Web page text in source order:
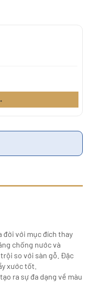
đời với mục đích thay
chống nước và
so với sàn gỗ. Đặc
xước tốt.
ra sự đa dạng về màu